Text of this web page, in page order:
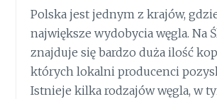
Polska jest jednym z krajów,
największe wydobycia węgla. Na
znajduje się bardzo duża ilość
których lokalni producenci
Istnieje kilka rodzajów węgla, w